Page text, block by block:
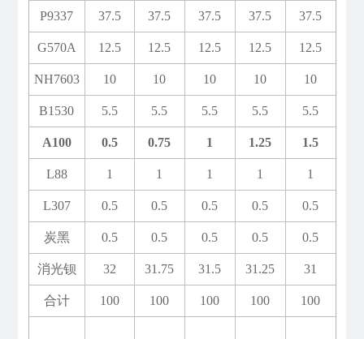
P9337 37.5 37.5 37.5 37.5 37.5
G570A 12.5 12.5 12.5 12.5 12.5
NH7603 10 10 10 10 10
B1530 5.5 5.5 5.5 5.5 5.5
A100 0.5 0.75 1 1.25 1.5
L88 1 1 1 1 1
L307 0.5 0.5 0.5 0.5 0.5
炭黑 0.5 0.5 0.5 0.5 0.5
消光钡 32 31.75 31.5 31.25 31
合计 100 100 100 100 100